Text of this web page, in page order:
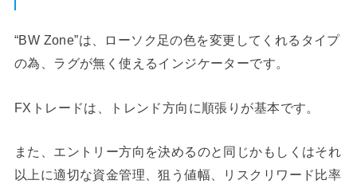
“BW Zone”は、ローソク足の色を変更してくれるタイプ
の為、ラグが無く使えるインジケーターです。
FXトレードは、トレンド方向に順張りが基本です。
また、エントリー方向を決めるのと同じかもしくはそれ
以上に適切な資金管理、狙う値幅、リスクリワード比率